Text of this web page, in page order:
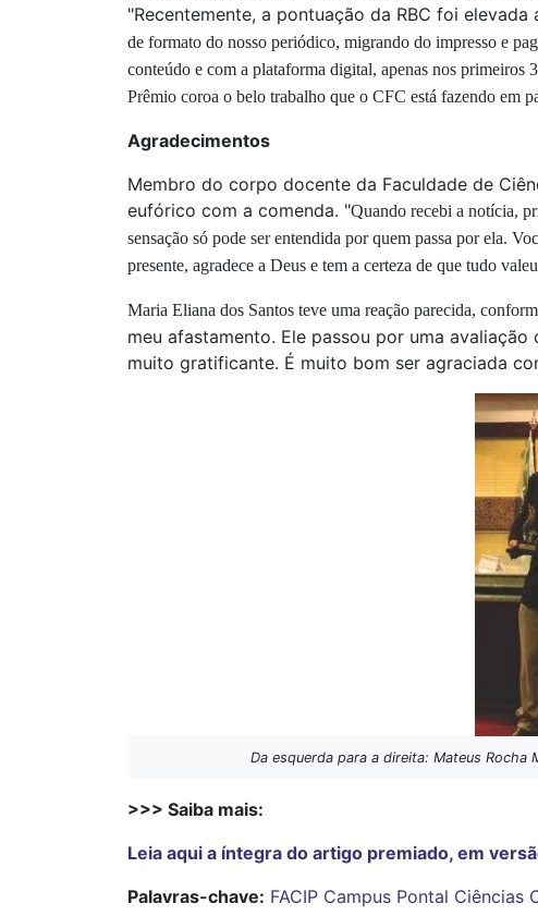
"Recentemente, a pontuação da RBC foi elevada
de formato do nosso periódico, migrando do impresso e
conteúdo e com a plataforma digital, apenas nos primeiros
Prêmio coroa o belo trabalho que o CFC está fazendo em
Agradecimentos
Membro do corpo docente da Faculdade de
eufórico com a comenda. "Quando recebi a notícia,
sensação só pode ser entendida por quem passa por ela.
presente, agradece a Deus e tem a certeza de que tudo
Maria Eliana dos Santos teve uma reação parecida,
meu afastamento. Ele passou por uma
muito gratificante. É muito bom ser agraciada
Da esquerda para a direita: Mateus Rocha
>>> Saiba mais:
Leia aqui a íntegra do artigo premiado, em
Palavras-chave: FACIP Campus Pontal Ciências